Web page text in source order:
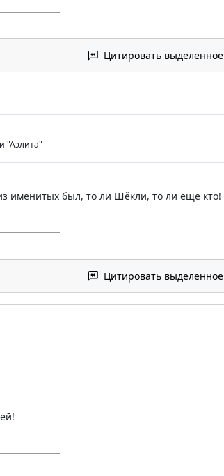
Цитировать выделенное
"Аэлита"
именитых был, то ли Шёкли, то ли еще кто!
Цитировать выделенное